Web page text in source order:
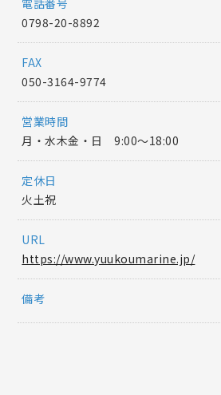
電話番号
0798-20-8892
FAX
050-3164-9774
営業時間
月・水木金・日 9:00〜18:00
定休日
火土祝
URL
https://www.yuukoumarine.jp/
備考